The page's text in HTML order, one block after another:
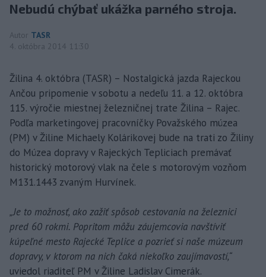
Nebudú chýbať ukážka parného stroja.
Autor TASR
4. októbra 2014 11:30
Žilina 4. októbra (TASR) – Nostalgická jazda Rajeckou
Ančou pripomenie v sobotu a nedeľu 11. a 12. októbra
115. výročie miestnej železničnej trate Žilina – Rajec.
Podľa marketingovej pracovníčky Považského múzea
(PM) v Žiline Michaely Kolárikovej bude na trati zo Žiliny
do Múzea dopravy v Rajeckých Tepliciach premávať
historický motorový vlak na čele s motorovým vozňom
M131.1443 zvaným Hurvínek.
„Je to možnosť, ako zažiť spôsob cestovania na železnici
pred 60 rokmi. Popritom môžu záujemcovia navštíviť
kúpeľné mesto Rajecké Teplice a pozrieť si naše múzeum
dopravy, v ktorom na nich čaká niekoľko zaujímavostí,“
uviedol riaditeľ PM v Žiline Ladislav Cimerák.